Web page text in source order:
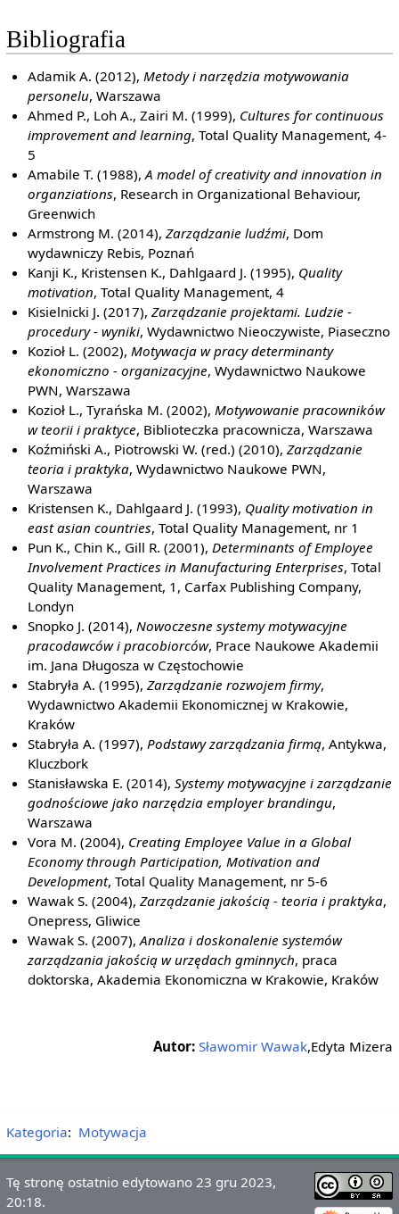
Bibliografia
Adamik A. (2012),Metody i narzędzia motywowania
personelu, Warszawa
Ahmed P., Loh A., Zairi M. (1999), Cultures for continuous
improvement and learning, Total Quality Management, 4-
5
Amabile T. (1988),A model of creativity and innovation in
organziations, Research in Organizational Behaviour,
Greenwich
Armstrong M. (2014),Zarządzanie ludźmi, Dom
wydawniczy Rebis, Poznań
Kanji K., Kristensen K., Dahlgaard J. (1995), Quality
motivation, Total Quality Management, 4
Kisielnicki J. (2017),Zarządzanie projektami. Ludzie -
procedury - wyniki, Wydawnictwo Nieoczywiste, Piaseczno
Kozioł L. (2002),Motywacja w pracy determinanty
ekonomiczno - organizacyjne, Wydawnictwo Naukowe
PWN, Warszawa
Kozioł L., Tyrańska M. (2002),Motywowanie pracowników
w teorii i praktyce, Biblioteczka pracownicza, Warszawa
Koźmiński A., Piotrowski W. (red.) (2010),Zarządzanie
teoria i praktyka, Wydawnictwo Naukowe PWN,
Warszawa
Kristensen K., Dahlgaard J. (1993), Quality motivation in
east asian countries, Total Quality Management, nr 1
Pun K., Chin K., Gill R. (2001),Determinants of Employee
Involvement Practices in Manufacturing Enterprises, Total
Quality Management, 1, Carfax Publishing Company,
Londyn
Snopko J. (2014),Nowoczesne systemy motywacyjne
pracodawców i pracobiorców, Prace Naukowe Akademii
im. Jana Długosza w Częstochowie
Stabryła A. (1995),Zarządzanie rozwojem firmy,
Wydawnictwo Akademii Ekonomicznej w Krakowie,
Kraków
Stabryła A. (1997),Podstawy zarządzania firmą, Antykwa,
Kluczbork
Stanisławska E. (2014),Systemy motywacyjne i zarządzanie
godnościowe jako narzędzia employer brandingu,
Warszawa
Vora M. (2004), Creating Employee Value in a Global
Economy through Participation, Motivation and
Development, Total Quality Management, nr 5-6
Wawak S. (2004),Zarządzanie jakością - teoria i praktyka,
Onepress, Gliwice
Wawak S. (2007),Analiza i doskonalenie systemów
zarządzania jakością w urzędach gminnych, praca
doktorska, Akademia Ekonomiczna w Krakowie, Kraków
Autor: Sławomir Wawak,Edyta Mizera
Kategoria: Motywacja
Tę stronę ostatnio edytowano 23 gru 2023,
20:18.